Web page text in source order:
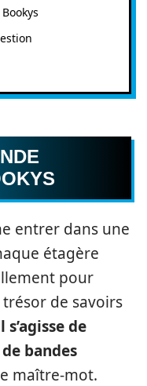
entrer dans une
étagère
pour
de savoirs
s’agisse de
bandes
maître-mot.